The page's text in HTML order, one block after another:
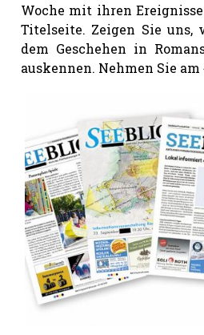
Woche mit ihren
Titelseite. Zeigen Sie
dem Geschehen in
auskennen. Nehmen Sie am